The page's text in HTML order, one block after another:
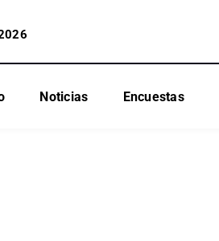
Noticias Encuestas